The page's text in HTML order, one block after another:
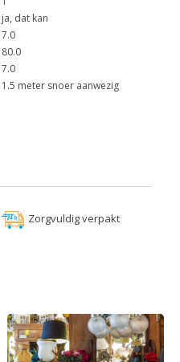
ja, dat kan
7.0
80.0
7.0
1.5 meter snoer aanwezig
Zorgvuldig verpakt